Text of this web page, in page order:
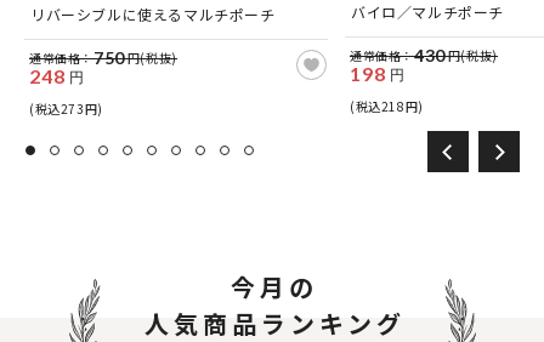
リバーシブルに使えるマルチポーチ
通常価格：750円(税抜)
248 円
(税込273円)
バイロ／マルチポーチ
通常価格：430円(税抜)
198 円
(税込218円)
今月の
人気商品ランキング